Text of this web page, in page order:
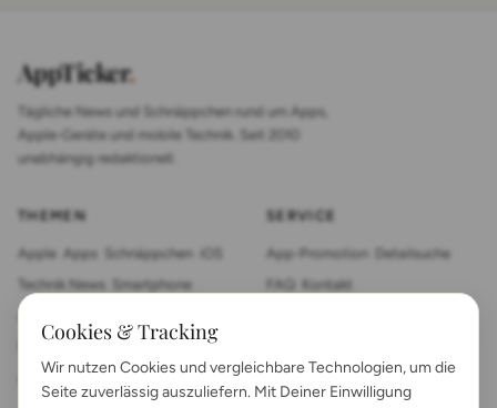
AppTicker.
Tägliche News und Schnäppchen rund um Apps,
Apple-Geräte und mobile Technik. Seit 2010
unabhängig redaktionell.
THEMEN
Apple Apps Schnäppchen
Technik News
Smartphone
Anleitungen Gadgets
SERVICE
App-Promotion
Detailsuche
FAQ
Kontakt
Cookies & Tracking
Wir nutzen Cookies und vergleichbare Technologien, um die
Seite zuverlässig auszuliefern. Mit Deiner Einwilligung